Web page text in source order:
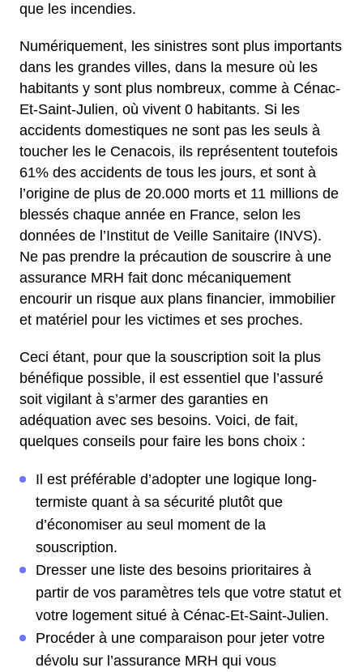
que les incendies.
Numériquement, les sinistres sont plus importants
dans les grandes villes, dans la mesure où les
habitants y sont plus nombreux, comme à Cénac-
Et-Saint-Julien, où vivent 0 habitants. Si les
accidents domestiques ne sont pas les seuls à
toucher les le Cenacois, ils représentent toutefois
61% des accidents de tous les jours, et sont à
l’origine de plus de 20.000 morts et 11 millions de
blessés chaque année en France, selon les
données de l’Institut de Veille Sanitaire (INVS).
Ne pas prendre la précaution de souscrire à une
assurance MRH fait donc mécaniquement
encourir un risque aux plans financier, immobilier
et matériel pour les victimes et ses proches.
Ceci étant, pour que la souscription soit la plus
bénéfique possible, il est essentiel que l’assuré
soit vigilant à s’armer des garanties en
adéquation avec ses besoins. Voici, de fait,
quelques conseils pour faire les bons choix :
Il est préférable d’adopter une logique long-
termiste quant à sa sécurité plutôt que
d’économiser au seul moment de la
souscription.
Dresser une liste des besoins prioritaires à
partir de vos paramètres tels que votre statut et
votre logement situé à Cénac-Et-Saint-Julien.
Procéder à une comparaison pour jeter votre
dévolu sur l’assurance MRH qui vous